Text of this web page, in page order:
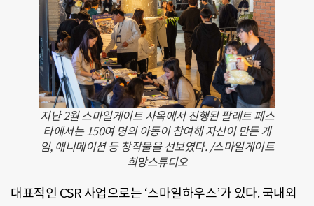
지난 2월 스마일게이트 사옥에서 진행된 팔레트 페스
타에서는 150여 명의 아동이 참여해 자신이 만든 게
임, 애니메이션 등 창작물을 선보였다. /스마일게이트
희망스튜디오
대표적인 CSR 사업으로는 ‘스마일하우스’가 있다. 국내외